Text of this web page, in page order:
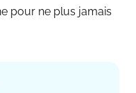
pour ne plus jamais